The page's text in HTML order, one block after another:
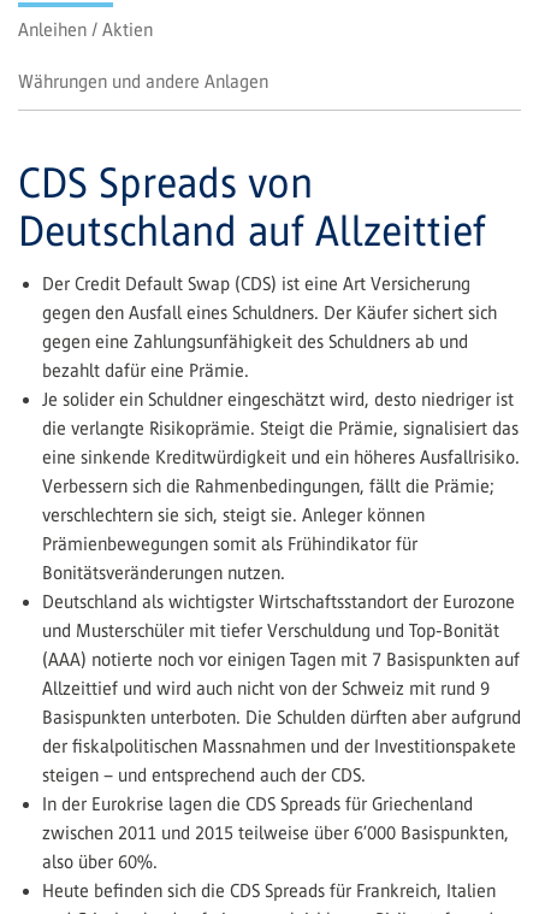
Anleihen / Aktien
Währungen und andere Anlagen
CDS Spreads von
Deutschland auf Allzeittief
Der Credit Default Swap (CDS) ist eine Art Versicherung
gegen den Ausfall eines Schuldners. Der Käufer sichert sich
gegen eine Zahlungsunfähigkeit des Schuldners ab und
bezahlt dafür eine Prämie.
Je solider ein Schuldner eingeschätzt wird, desto niedriger ist
die verlangte Risikoprämie. Steigt die Prämie, signalisiert das
eine sinkende Kreditwürdigkeit und ein höheres Ausfallrisiko.
Verbessern sich die Rahmenbedingungen, fällt die Prämie;
verschlechtern sie sich, steigt sie. Anleger können
Prämienbewegungen somit als Frühindikator für
Bonitätsveränderungen nutzen.
Deutschland als wichtigster Wirtschaftsstandort der Eurozone
und Musterschüler mit tiefer Verschuldung und Top-Bonität
(AAA) notierte noch vor einigen Tagen mit 7 Basispunkten auf
Allzeittief und wird auch nicht von der Schweiz mit rund 9
Basispunkten unterboten. Die Schulden dürften aber aufgrund
der fiskalpolitischen Massnahmen und der Investitionspakete
steigen – und entsprechend auch der CDS.
In der Eurokrise lagen die CDS Spreads für Griechenland
zwischen 2011 und 2015 teilweise über 6’000 Basispunkten,
also über 60%.
Heute befinden sich die CDS Spreads für Frankreich, Italien